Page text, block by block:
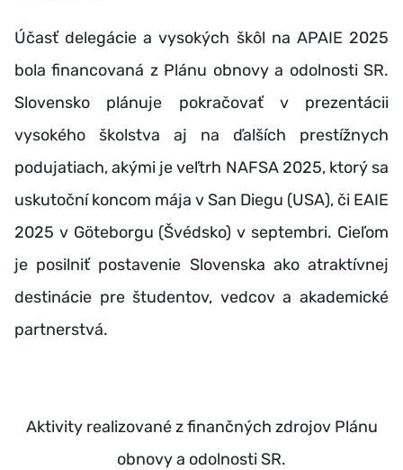
Účasť delegácie a vysokých škôl na APAIE 2025
bola financovaná z Plánu obnovy a odolnosti SR.
Slovensko plánuje pokračovať v prezentácii
vysokého školstva aj na ďalších prestížnych
podujatiach, akými je veľtrh NAFSA 2025, ktorý sa
uskutoční koncom mája v San Diegu (USA), či EAIE
2025 v Göteborgu (Švédsko) v septembri. Cieľom
je posilniť postavenie Slovenska ako atraktívnej
destinácie pre študentov, vedcov a akademické
partnerstvá.
Aktivity realizované z finančných zdrojov Plánu
obnovy a odolnosti SR.